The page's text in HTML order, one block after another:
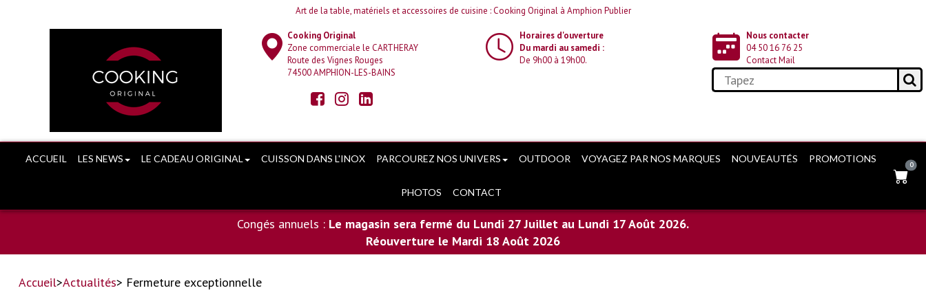
Art de la table, matériels et accessoires de cuisine : Cooking Original à Amphion Publier
Cooking Original
Zone commerciale le CARTHERAY
Route des Vignes Rouges
74500 AMPHION-LES-BAINS
Horaires d'ouverture
Du mardi au samedi :
De 9h00 à 19h00.
Nous contacter
04 50 16 76 25
Contact Mail
ACCUEIL LES NEWS LE CADEAU ORIGINAL CUISSON DANS L'INOX PARCOUREZ NOS UNIVERS OUTDOOR VOYAGEZ PAR NOS MARQUES NOUVEAUTÉS PROMOTIONS
PHOTOS CONTACT
0
Congés annuels : Le magasin sera fermé du Lundi 27 Juillet au Lundi 17 Août 2026.
Réouverture le Mardi 18 Août 2026
Accueil>Actualités> Fermeture exceptionnelle